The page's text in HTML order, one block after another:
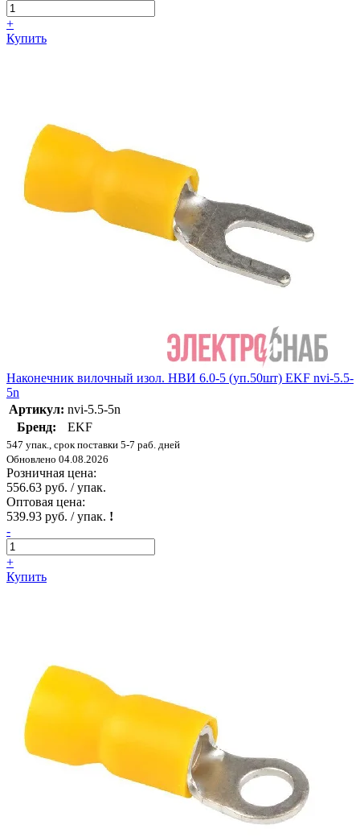
+
Купить
Наконечник вилочный изол. НВИ 6.0-5 (уп.50шт) EKF nvi-5.5-
5n
Артикул: nvi-5.5-5n
Бренд:
EKF
547 упак., срок поставки 5-7 раб. дней
Обновлено 04.08.2026
Розничная цена:
556.63 руб. / упак.
Оптовая цена:
539.93 руб. / упак. !
-
+
Купить